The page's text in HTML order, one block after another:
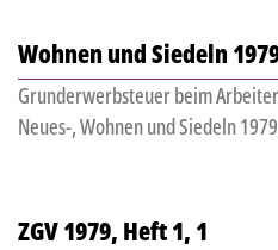
Wohnen und Siedeln
Grunderwerbsteuer beim
Neues-, Wohnen und Siedeln
ZGV 1979, Heft 1, 1